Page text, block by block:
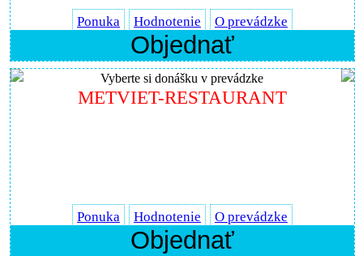
Ponuka Hodnotenie O prevádzke
Objednať
Vyberte si donášku v prevádzke
METVIET-RESTAURANT
Ponuka Hodnotenie O prevádzke
Objednať